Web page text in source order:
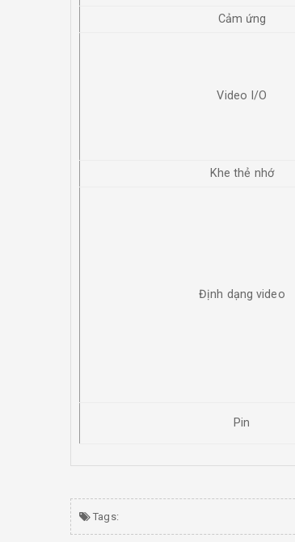
Cảm ứng
Video I/O
Khe thẻ nhớ
Định dạng video
Pin
Tags: